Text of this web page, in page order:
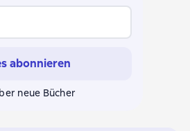
abonnieren
neue Bücher